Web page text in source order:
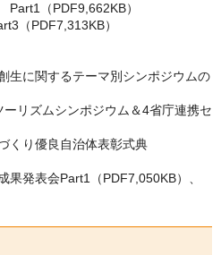
Part1（PDF9,662KB）
（PDF7,313KB）
生に関するテーマ別シンポジウムの
リズムシンポジウム＆4省庁連携セ
くり優良自治体表彰式典
果発表会Part1（PDF7,050KB）